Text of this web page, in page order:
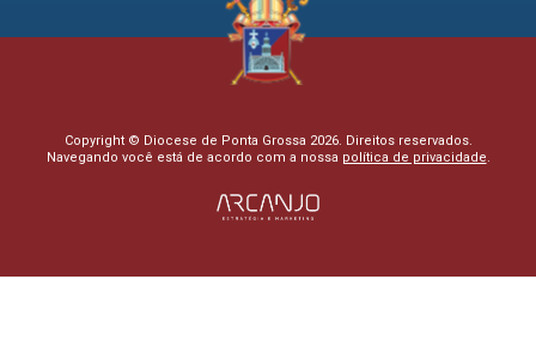
Copyright © Diocese de Ponta Grossa 2026. Direitos reservados.
Navegando você está de acordo com a nossa política de privacidade.